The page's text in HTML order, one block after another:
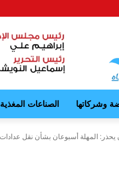
وشركاتها الصناعات المغذية
المهلة أسبوعان بشأن نقل عدادات